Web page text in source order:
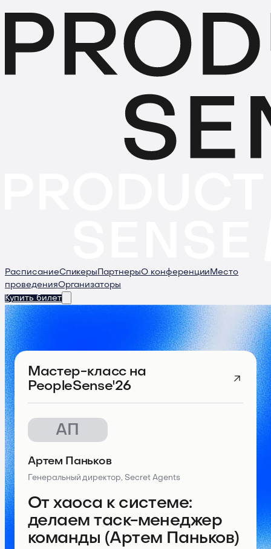
РасписаниеСпикеры ПартнерыО конференции Место
проведенияОрганизаторы
Купить билет
Мастер-класс на
PeopleSense'26
АП
От хаоса к системе:
делаем таск-менеджер
команды (Артем Паньков)
Артем Паньков
Генеральный директор, Secret Agents